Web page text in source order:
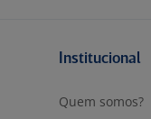
Institucional
Quem somos?